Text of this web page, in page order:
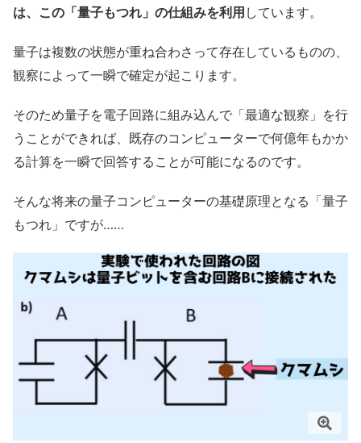
は、この「量子もつれ」の仕組みを利用 しています。
量子は複数の状態が重ね合わさって存在しているものの、
観察によって一瞬で確定が起こります。
そのため量子を電子回路に組み込んで「最適な観察」を行
うことができれば、既存のコンピューターで何億年もかか
る計算を一瞬で回答することが可能になるのです。
そんな将来の量子コンピューターの基礎原理となる「量子
もつれ」ですが……